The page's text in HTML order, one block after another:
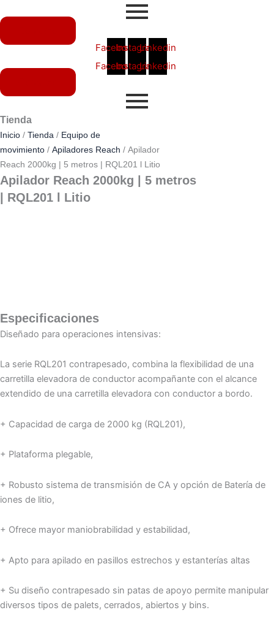
al
contenido
FacebookInstagramLinkedin
FacebookInstagramLinkedin
Tienda
Inicio / Tienda / Equipo de
movimiento / Apiladores Reach / Apilador
Reach 2000kg | 5 metros | RQL201 l Litio
Apilador Reach 2000kg | 5 metros
| RQL201 l Litio
Especificaciones
Diseñado para operaciones intensivas:
La serie RQL201 contrapesado, combina la flexibilidad de una
carretilla elevadora de conductor acompañante con el alcance
extendido de una carretilla elevadora con conductor a bordo.
+ Capacidad de carga de 2000 kg (RQL201),
+ Plataforma plegable,
+ Robusto sistema de transmisión de CA y opción de Batería de
iones de litio,
+ Ofrece mayor maniobrabilidad y estabilidad,
+ Apto para apilado en pasillos estrechos y estanterías altas
+ Su diseño contrapesado sin patas de apoyo permite manipular
diversos tipos de palets, cerrados, abiertos y bins.